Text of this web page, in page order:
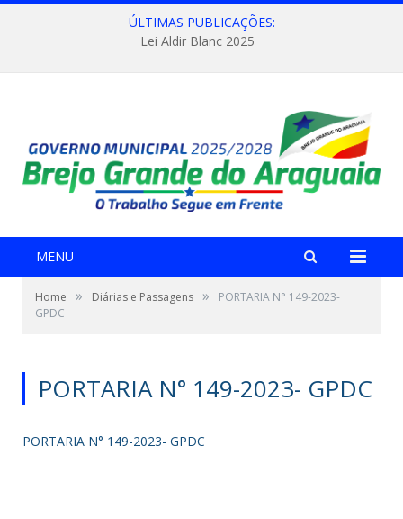
ÚLTIMAS PUBLICAÇÕES:
Lei Aldir Blanc 2025
MENU
Home » Diárias e Passagens »
PORTARIA N° 149-2023-
GPDC
PORTARIA N° 149-2023- GPDC
PORTARIA N° 149-2023- GPDC